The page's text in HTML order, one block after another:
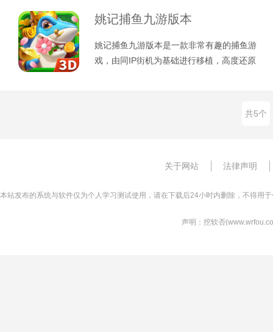
姚记捕鱼九游版本
姚记捕鱼九游版本是一款非常有趣的捕鱼游
戏，由同IP街机为基础进行移植，高度还原
共5个
关于网站 法律声明
本站发布的系统与软件仅为个人学习测试使用，请在下载后24小时内删除，不得用
声明：挖软否